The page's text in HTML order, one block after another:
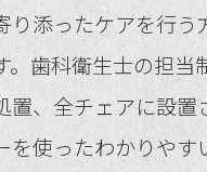
り添ったケアを行う
。歯科衛生士の担当
置、全チェアに設置
を使ったわかりやす